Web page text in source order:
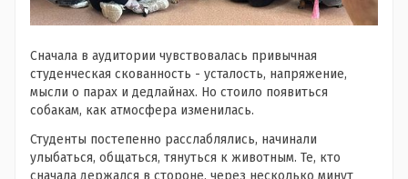
Сначала в аудитории чувствовалась привычная
студенческая скованность - усталость, напряжение,
мысли о парах и дедлайнах. Но стоило появиться
собакам, как атмосфера изменилась.
Студенты постепенно расслаблялись, начинали
улыбаться, общаться, тянуться к животным. Те, кто
сначала держался в стороне, через несколько минут